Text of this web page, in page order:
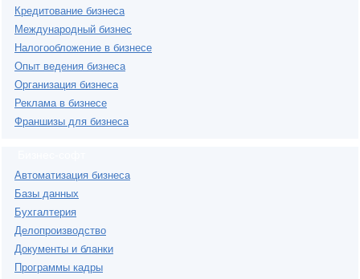
Кредитование бизнеса
Международный бизнес
Налогообложение в бизнесе
Опыт ведения бизнеса
Организация бизнеса
Реклама в бизнесе
Франшизы для бизнеса
Автоматизация бизнеса
Базы данных
Бухгалтерия
Делопроизводство
Документы и бланки
Программы кадры